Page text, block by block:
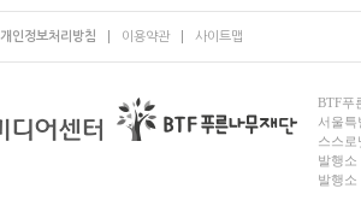
개인정보처리방침 이용약관 사이트맵
BTF푸
서울
스스로
발행소
발행소